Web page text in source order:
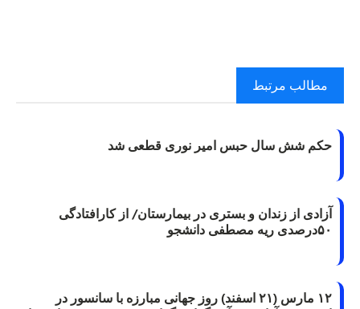
مطالب مرتبط
حکم شش سال حبس امیر نوری قطعی شد
آزادی از زندان و بستری در بیمارستان/ از کارافتادگی
۵۰درصدی ریه مصطفی دانشجو
۱۲ مارس (۲۱ اسفند) روز جهانی مبارزه با سانسور در